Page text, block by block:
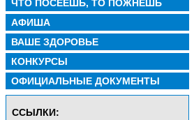
ЧТО ПОСЕЕШЬ, ТО ПОЖНЕШЬ
АФИША
ВАШЕ ЗДОРОВЬЕ
КОНКУРСЫ
ОФИЦИАЛЬНЫЕ ДОКУМЕНТЫ
CСЫЛКИ: